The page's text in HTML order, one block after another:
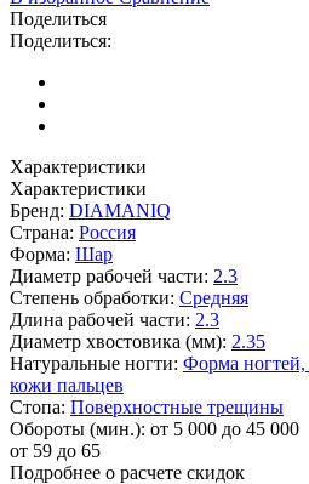
Поделиться
Поделиться:
Характеристики
Характеристики
Бренд: DIAMANIQ
Страна: Россия
Форма: Шар
Диаметр рабочей части: 2.3
Степень обработки: Средняя
Длина рабочей части: 2.3
Диаметр хвостовика (мм): 2.35
Натуральные ногти: Форма ногтей,
кожи пальцев
Стопа: Поверхностные трещины
Обороты (мин.): от 5 000 до 45 000
от 59 до 65
Подробнее о расчете скидок